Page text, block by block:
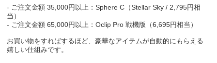
- ご注文金額35,000円以上：Sphere C （Stellar Sky / 2,795円相
当）
- ご注文金額65,000円以上：Oclip Pro戦機版（6,695円相当）
お買い物をすればするほど、豪華なアイテムが自動的にもらえる
嬉しい仕組みです。